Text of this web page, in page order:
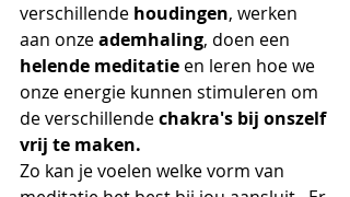
verschillende houdingen, werken
aan onze ademhaling, doen een
helende meditatie en leren hoe we
onze energie kunnen stimuleren om
de verschillende chakra's bij onszelf
vrij te maken.
Zo kan je voelen welke vorm van